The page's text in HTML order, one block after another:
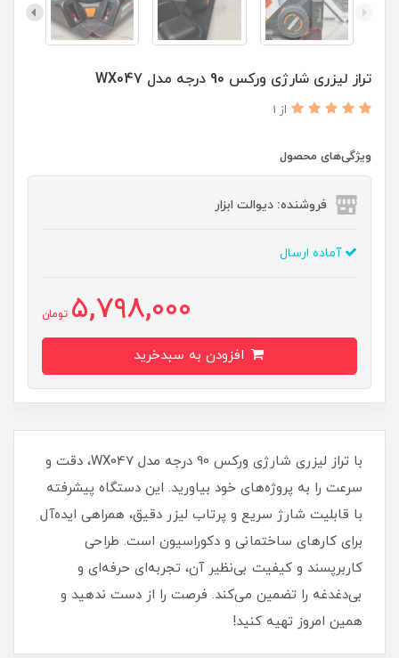
تراز لیزری شارژی ورکس 90 درجه مدل WX047
از 1
ویژگی‌های محصول
فروشنده: دیوالت ابزار
آماده ارسال
5,798,000 تومان
با تراز لیزری شارژی ورکس 90 درجه مدل WX047، دقت و
سرعت را به پروژه‌های خود بیاورید. این دستگاه پیشرفته
با قابلیت شارژ سریع و پرتاب لیزر دقیق، همراهی ایده‌آل
برای کارهای ساختمانی و دکوراسیون است. طراحی
کاربرپسند و کیفیت بی‌نظیر آن، تجربه‌ای حرفه‌ای و
بی‌دغدغه را تضمین می‌کند. فرصت را از دست ندهید و
همین امروز تهیه کنید!